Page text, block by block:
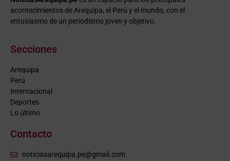
acontecimientos de Arequipa, el Perú y el mundo, con el
entusiasmo de un periodismo joven y objetivo.
Secciones
Arequipa
Perú
Internacional
Deportes
Lo último
Contacto
noticiasarequipa.pe@gmail.com